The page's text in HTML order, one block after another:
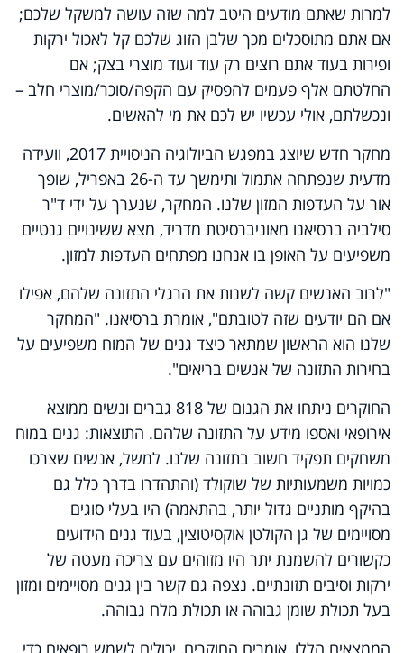
למרות שאתם מודעים היטב למה שזה עושה למשקל שלכם;
אם אתם מתוסכלים מכך שלבן הזוג שלכם קל לאכול ירקות
ופירות בעוד אתם רוצים רק עוד ועוד מוצרי בצק; אם
החלטתם אלף פעמים להפסיק עם הקפה/סוכר/מוצרי חלב –
ונכשלתם, אולי עכשיו יש לכם את מי להאשים.
מחקר חדש שיוצג במפגש הביולוגיה הניסויית 2017, וועידה
מדעית שנפתחה אתמול ותימשך עד ה-26 באפריל, שופך
אור על העדפות המזון שלנו. המחקר, שנערך על ידי ד"ר
סילביה ברסיאנו מאוניברסיטת מדריד, מצא ששינויים גנטיים
משפיעים על האופן בו אנחנו מפתחים העדפות למזון.
"לרוב האנשים קשה לשנות את הרגלי התזונה שלהם, אפילו
אם הם יודעים שזה לטובתם", אומרת ברסיאנו. "המחקר
שלנו הוא הראשון שמתאר כיצד גנים של המוח משפיעים על
בחירות התזונה של אנשים בריאים".
החוקרים ניתחו את הגנום של 818 גברים ונשים ממוצא
אירופאי ואספו מידע על התזונה שלהם. התוצאות: גנים במוח
משחקים תפקיד חשוב בתזונה שלנו. למשל, אנשים שצרכו
כמויות משמעותיות של שוקולד (והתהדרו בדרך כלל גם
בהיקף מותניים גדול יותר, בהתאמה) היו בעלי סוגים
מסויימים של גן הקולטן אוקסיטוצין, בעוד גנים הידועים
כקשורים להשמנת יתר היו מזוהים עם צריכה מעטה של
ירקות וסיבים תזונתיים. נצפה גם קשר בין גנים מסויימים ומזון
בעל תכולת שומן גבוהה או תכולת מלח גבוהה.
הממצאים הללו, אומרים החוקרים, יכולים לשמש רופאים כדי